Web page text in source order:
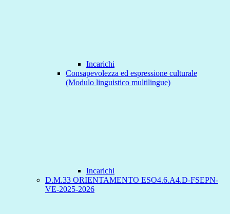
Incarichi
Consapevolezza ed espressione culturale
(Modulo linguistico multilingue)
Incarichi
D.M.33 ORIENTAMENTO ESO4.6.A4.D-FSEPN-
VE-2025-2026